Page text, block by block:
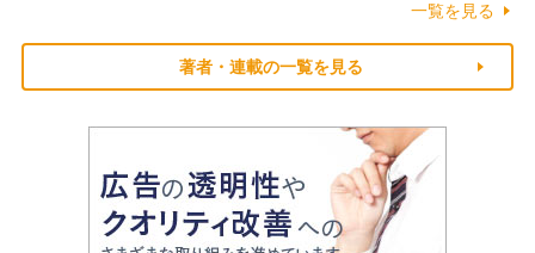
一覧を見る
著者・連載の一覧を見る